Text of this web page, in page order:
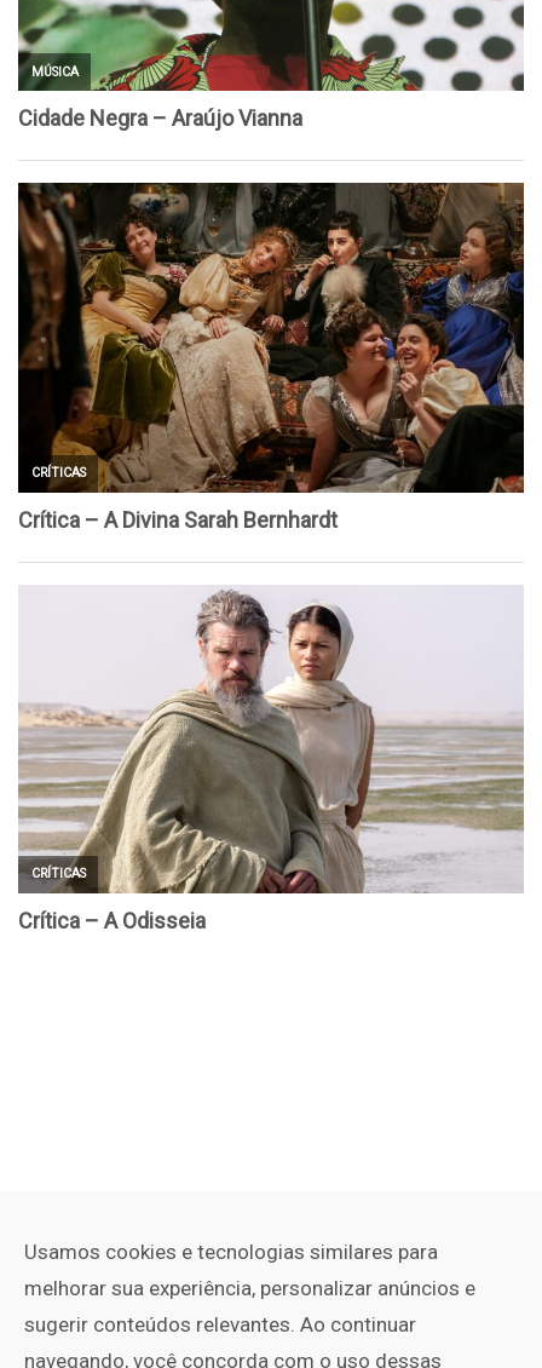
Usamos cookies e tecnologias similares para
melhorar sua experiência, personalizar anúncios e
sugerir conteúdos relevantes. Ao continuar
navegando, você concorda com o uso dessas